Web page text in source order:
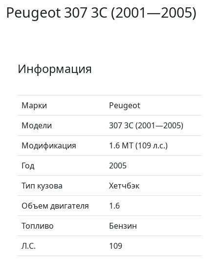
Peugeot 307 3C (2001—2005)
Информация
Марки
Peugeot
Модели
307 3C (2001—2005)
Модификация
1.6 MT (109 л.с.)
Год
2005
Тип кузова
Хетчбэк
Объем двигателя
1.6
Топливо
Бензин
Л.C.
109